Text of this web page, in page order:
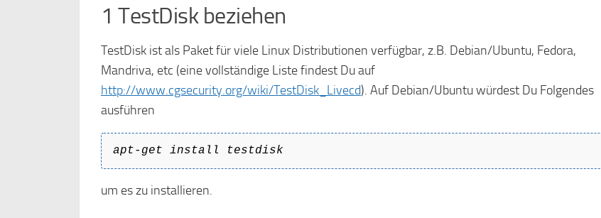
1 TestDisk beziehen
TestDisk ist als Paket für viele Linux Distributionen verfügbar, z.B. Debian/Ubuntu, Fedora,
Mandriva, etc (eine vollständige Liste findest Du auf
http://www.cgsecurity.org/wiki/TestDisk_Livecd). Auf Debian/Ubuntu würdest Du Folgendes
ausführen
apt-get install testdisk
um es zu installieren.